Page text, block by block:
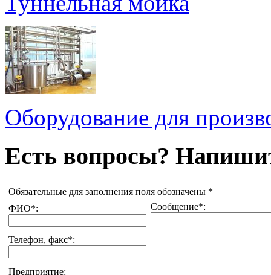
Оборудование для
Есть вопросы?
Обязательные для заполнения поля обозначены *
ФИО*: Сообщение*:
Телефон, факс*:
Предприятие: